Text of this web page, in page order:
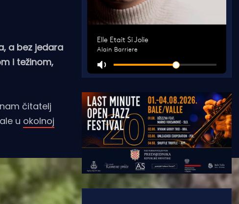
a bez jedara
i težinom,
čitatelj
u okolnoj